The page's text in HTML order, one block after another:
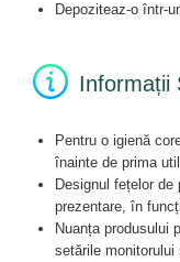
Depoziteaz-o într-
Informații
Pentru o igienă
înainte de prima
Designul fețelor de
prezentare, în
Nuanța produsului
setările monitorului